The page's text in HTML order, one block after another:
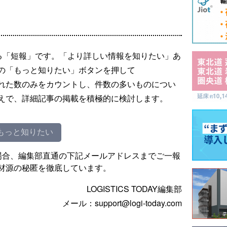
短報」です。「より詳しい情報を知りたい」あ
もっと知りたい」ボタンを押して
た数のみをカウントし、件数の多いものについ
、詳細記事の掲載を積極的に検討します。
っと知りたい
、編集部直通の下記メールアドレスまでご一報
の秘匿を徹底しています。
LOGISTICS TODAY編集部
メール：support@logi-today.com